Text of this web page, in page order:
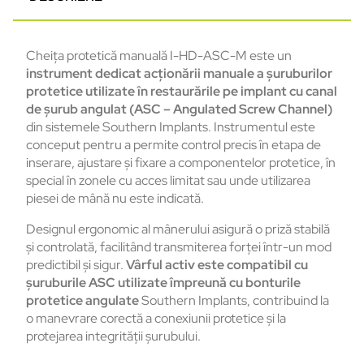
Cheița protetică manuală I-HD-ASC-M este un
instrument dedicat acționării manuale a șuruburilor
protetice utilizate în restaurările pe implant cu canal
de șurub angulat (ASC – Angulated Screw Channel)
din sistemele Southern Implants. Instrumentul este
conceput pentru a permite control precis în etapa de
inserare, ajustare și fixare a componentelor protetice, în
special în zonele cu acces limitat sau unde utilizarea
piesei de mână nu este indicată.
Designul ergonomic al mânerului asigură o priză stabilă
și controlată, facilitând transmiterea forței într-un mod
predictibil și sigur.Vârful activ este compatibil cu
șuruburile ASC utilizate împreună cu bonturile
protetice angulateSouthern Implants, contribuind la
o manevrare corectă a conexiunii protetice și la
protejarea integrității șurubului.